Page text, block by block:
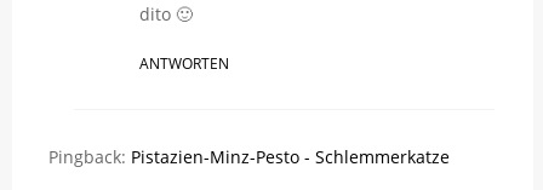
dito 🙂
ANTWORTEN
Pingback: Pistazien-Minz-Pesto - Schlemmerkatze